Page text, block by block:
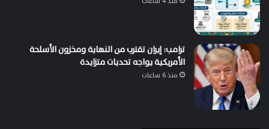
ترامب: إيران تقترب من النهاية ومخزون الأسلحة
الأمريكية يواجه تحديات متزايدة
منذ 6 ساعات